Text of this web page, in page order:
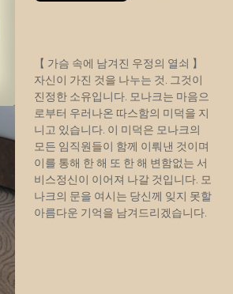
【 가슴 속에 남겨진 우정의 열쇠 】
자신이 가진 것을 나누는 것. 그것이
진정한 소유입니다. 모나크는 마음으
로부터 우러나온 따스함의 미덕을 지
니고 있습니다. 이 미덕은 모나크의
모든 임직원들이 함께 이뤄낸 것이며
이를 통해 한 해 또 한 해 변함없는 서
비스정신이 이어져 나갈 것입니다. 모
나크의 문을 여시는 당신께 잊지 못할
아름다운 기억을 남겨드리겠습니다.